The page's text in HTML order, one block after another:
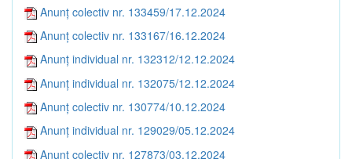
Anunț colectiv nr. 133459/17.12.2024
Anunț colectiv nr. 133167/16.12.2024
Anunț individual nr. 132312/12.12.2024
Anunț individual nr. 132075/12.12.2024
Anunț colectiv nr. 130774/10.12.2024
Anunț individual nr. 129029/05.12.2024
Anunț colectiv nr. 127873/03.12.2024